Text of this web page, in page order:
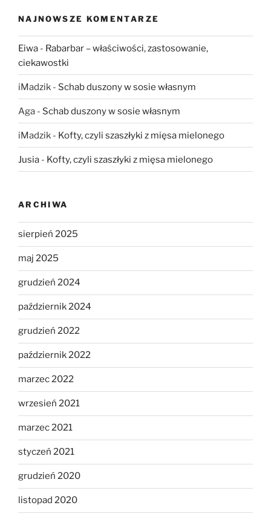
NAJNOWSZE KOMENTARZE
Eiwa - Rabarbar – właściwości, zastosowanie,
ciekawostki
iMadzik - Schab duszony w sosie własnym
Aga - Schab duszony w sosie własnym
iMadzik - Kofty, czyli szaszłyki z mięsa mielonego
Jusia - Kofty, czyli szaszłyki z mięsa mielonego
ARCHIWA
sierpień 2025
maj 2025
grudzień 2024
październik 2024
grudzień 2022
październik 2022
marzec 2022
wrzesień 2021
marzec 2021
styczeń 2021
grudzień 2020
listopad 2020